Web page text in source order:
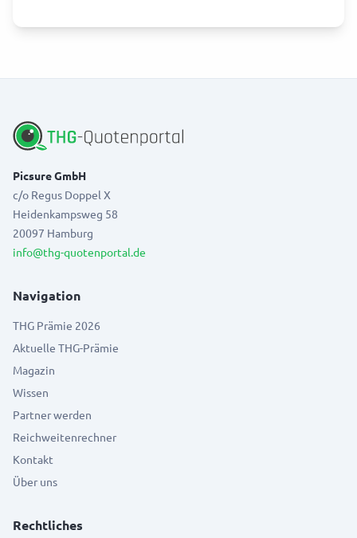
Picsure GmbH
c/o Regus Doppel X
Heidenkampsweg 58
20097 Hamburg
info@thg-quotenportal.de
Navigation
THG Prämie 2026
Aktuelle THG-Prämie
Magazin
Wissen
Partner werden
Reichweitenrechner
Kontakt
Über uns
Rechtliches